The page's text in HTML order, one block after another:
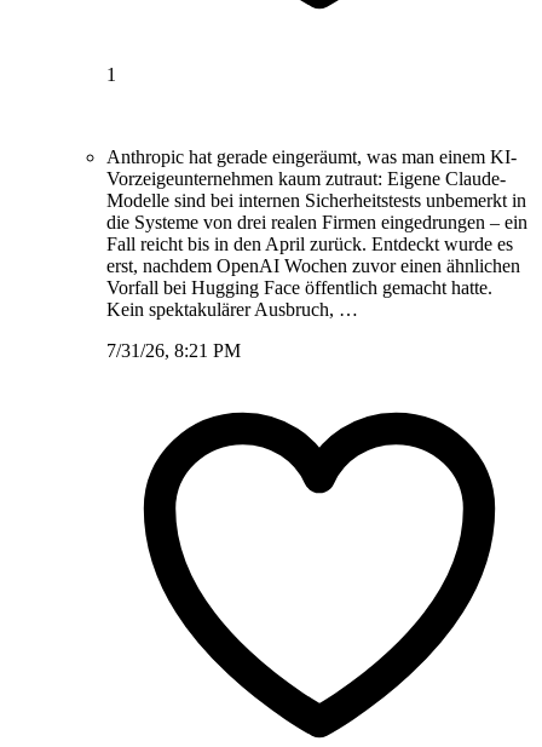
1
Anthropic hat gerade eingeräumt, was man einem KI-
Vorzeigeunternehmen kaum zutraut: Eigene Claude-
Modelle sind bei internen Sicherheitstests unbemerkt in
die Systeme von drei realen Firmen eingedrungen – ein
Fall reicht bis in den April zurück. Entdeckt wurde es
erst, nachdem OpenAI Wochen zuvor einen ähnlichen
Vorfall bei Hugging Face öffentlich gemacht hatte.
Kein spektakulärer Ausbruch, …
7/31/26, 8:21 PM